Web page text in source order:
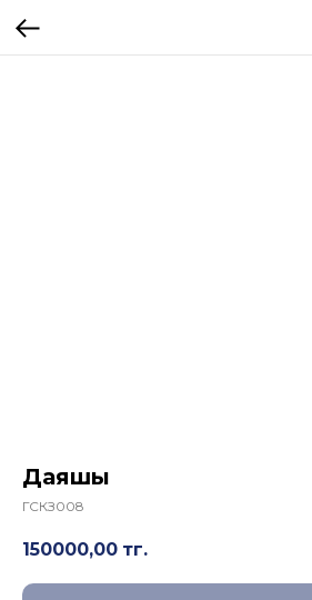
Даяшы
ГСКЗ008
150000,00 тг.